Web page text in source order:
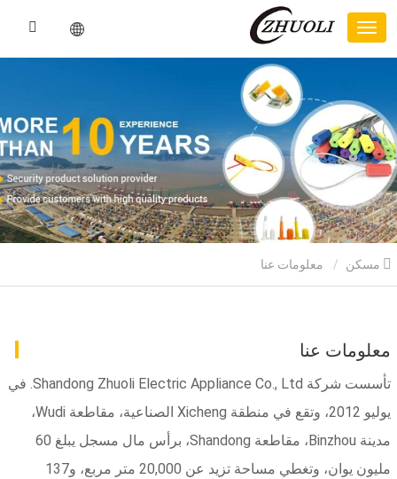
معلومات عنا
تأسست شركة Shandong Zhuoli Electric Appliance Co., Ltd. في
يوليو 2012، وتقع في منطقة Xicheng الصناعية، مقاطعة Wudi،
مدينة Binzhou، مقاطعة Shandong، برأس مال مسجل يبلغ 60
مليون يوان، وتغطي مساحة تزيد عن 20,000 متر مربع، و137